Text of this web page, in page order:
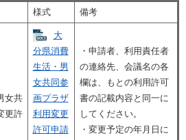
様式 備考
女共
更許
大
分県消費
生活・男
女共同参
画プラザ
利用変更
許可申請
・申請者、利用責任者
の連絡先、会議名の各
欄は、もとの利用許可
書の記載内容と同一に
してください。
・変更予定の年月日に